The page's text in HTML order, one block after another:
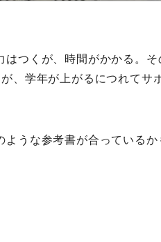
つくが、時間がかかる。そ
、学年が上がるにつれてサ
うな参考書が合っているか